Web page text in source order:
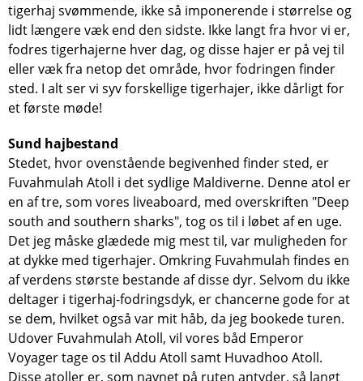
tigerhaj svømmende, ikke så imponerende i størrelse og
lidt længere væk end den sidste. Ikke langt fra hvor vi er,
fodres tigerhajerne hver dag, og disse hajer er på vej til
eller væk fra netop det område, hvor fodringen finder
sted. I alt ser vi syv forskellige tigerhajer, ikke dårligt for
et første møde!
Sund hajbestand
Stedet, hvor ovenstående begivenhed finder sted, er
Fuvahmulah Atoll i det sydlige Maldiverne. Denne atol er
en af ​​tre, som vores liveaboard, med overskriften "Deep
south and southern sharks", tog os til i løbet af en uge.
Det jeg måske glædede mig mest til, var muligheden for
at dykke med tigerhajer. Omkring Fuvahmulah findes en
af ​​verdens største bestande af disse dyr. Selvom du ikke
deltager i tigerhaj-fodringsdyk, er chancerne gode for at
se dem, hvilket også var mit håb, da jeg bookede turen.
Udover Fuvahmulah Atoll, vil vores båd Emperor
Voyager tage os til Addu Atoll samt Huvadhoo Atoll.
Disse atoller er, som navnet på ruten antyder, så langt